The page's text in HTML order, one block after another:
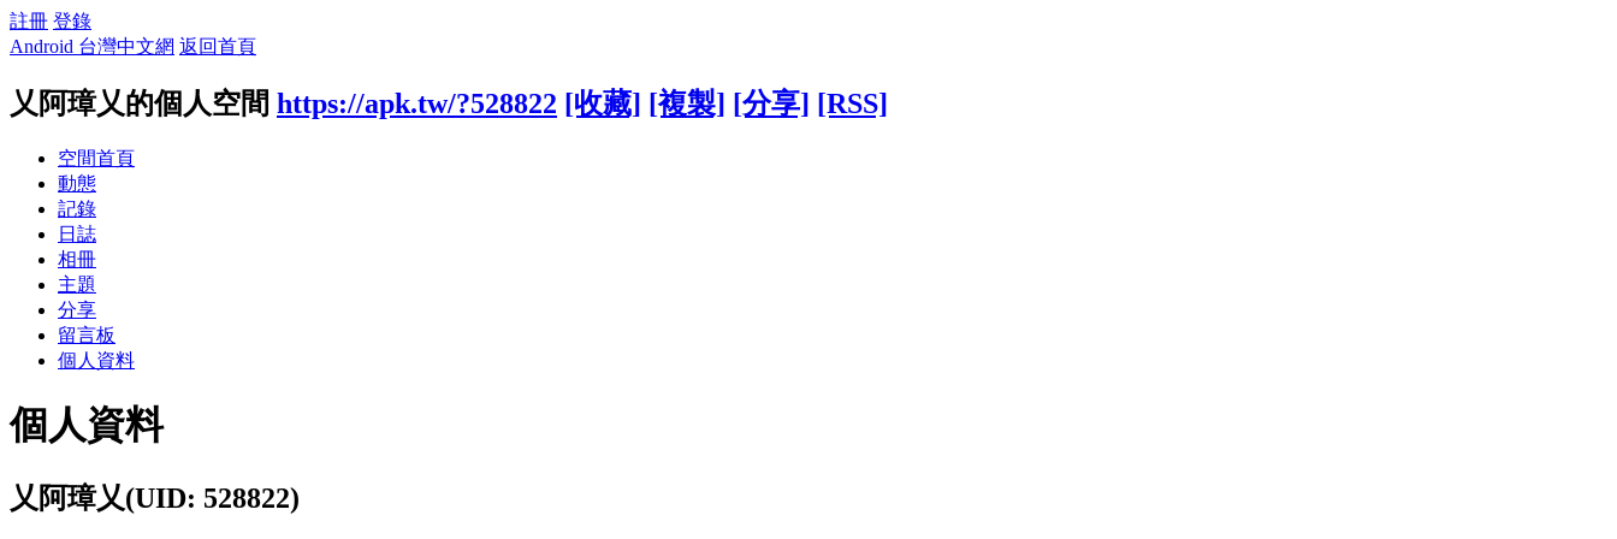
註冊 登錄
Android 台灣中文網 返回首頁
乂阿璋乂的個人空間 https://apk.tw/?528822 [收藏] [複製] [分享] [RSS]
空間首頁
動態
記錄
日誌
相冊
主題
分享
留言板
個人資料
個人資料
乂阿璋乂(UID: 528822)